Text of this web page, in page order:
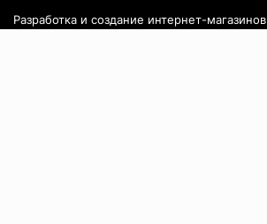
Разработка и создание интернет-магазинов